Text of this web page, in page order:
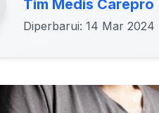
Tim Medis Carepro
Diperbarui: 14 Mar 2024